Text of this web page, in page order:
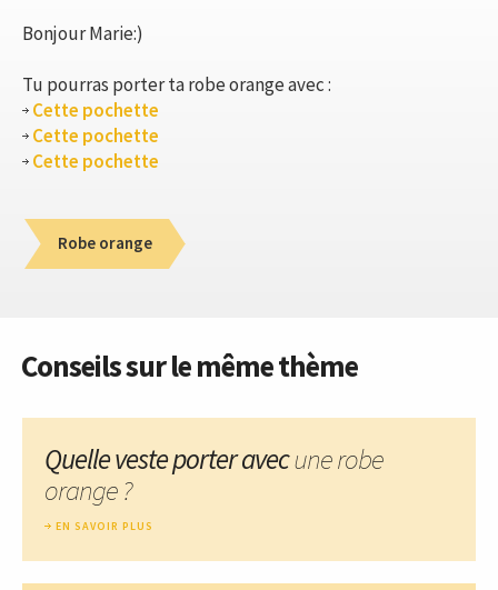
Bonjour Marie:)
Tu pourras porter ta robe orange avec :
Cette pochette
Cette pochette
Cette pochette
Robe orange
Conseils sur le même thème
Quelle veste porter avecune robe
orange ?
EN SAVOIR PLUS